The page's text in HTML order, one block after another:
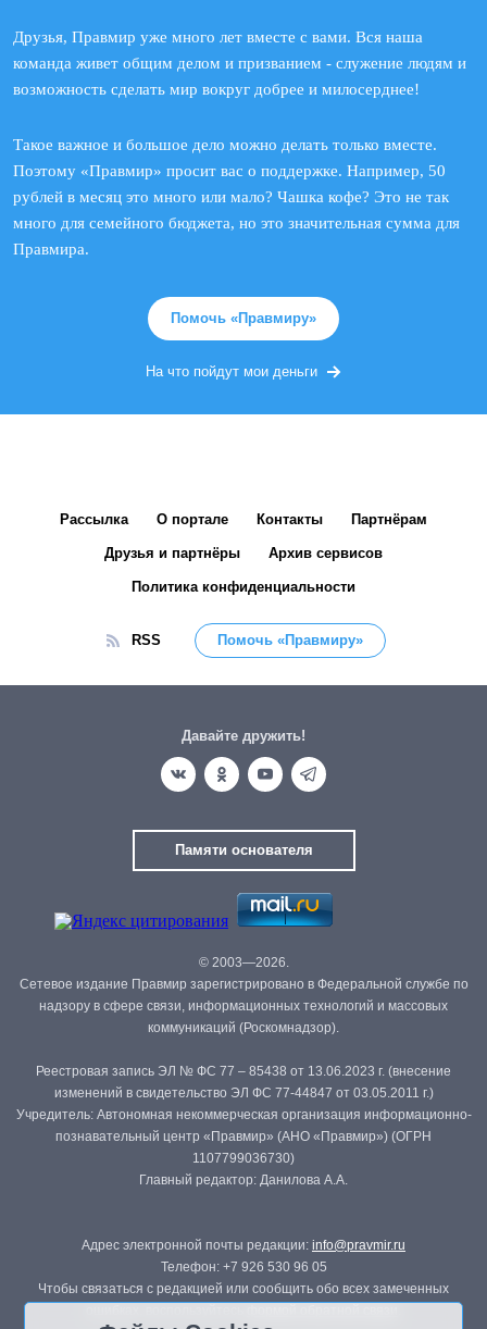
Друзья, Правмир уже много лет вместе с вами. Вся наша
команда живет общим делом и призванием - служение людям и
возможность сделать мир вокруг добрее и милосерднее!
Такое важное и большое дело можно делать только вместе.
Поэтому «Правмир» просит вас о поддержке. Например, 50
рублей в месяц это много или мало? Чашка кофе? Это не так
много для семейного бюджета, но это значительная сумма для
Правмира.
Помочь «Правмиру»
На что пойдут мои деньги
Рассылка О портале Контакты Партнёрам
Друзья и партнёры Архив сервисов
Политика конфиденциальности
RSS Помочь «Правмиру»
Давайте дружить!
Памяти основателя
© 2003—2026.
Сетевое издание Правмир зарегистрировано в Федеральной службе по
надзору в сфере связи, информационных технологий и массовых
коммуникаций (Роскомнадзор).
Реестровая запись ЭЛ № ФС 77 – 85438 от 13.06.2023 г. (внесение
изменений в свидетельство ЭЛ ФС 77-44847 от 03.05.2011 г.)
Учредитель: Автономная некоммерческая организация информационно-
познавательный центр «Правмир» (АНО «Правмир») (ОГРН
1107799036730)
Главный редактор: Данилова А.А.
Адрес электронной почты редакции: info@pravmir.ru
Телефон: +7 926 530 96 05
Чтобы связаться с редакцией или сообщить обо всех замеченных